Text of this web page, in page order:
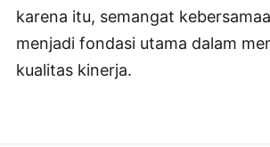
karena itu, semangat
menjadi fondasi utama dalam
kualitas kinerja.